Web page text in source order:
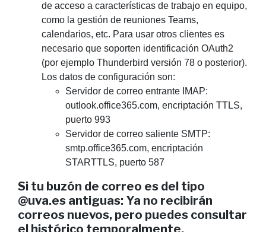
de acceso a características de trabajo en equipo,
como la gestión de reuniones Teams,
calendarios, etc. Para usar otros clientes es
necesario que soporten identificación OAuth2
(por ejemplo Thunderbird versión 78 o posterior).
Los datos de configuración son:
Servidor de correo entrante IMAP:
outlook.office365.com, encriptación TTLS,
puerto 993
Servidor de correo saliente SMTP:
smtp.office365.com, encriptación
STARTTLS, puerto 587
Si tu buzón de correo es del tipo
@uva.es antiguas: Ya no recibirán
correos nuevos, pero puedes consultar
el histórico temporalmente.